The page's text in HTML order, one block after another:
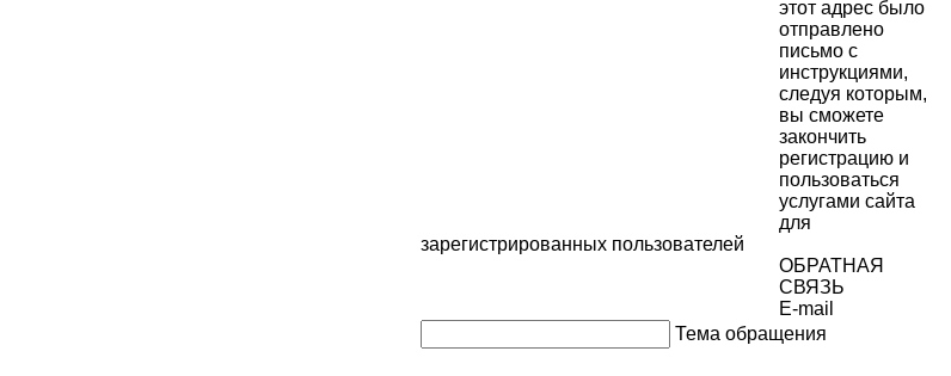
этот адрес было
отправлено
письмо с
инструкциями,
следуя которым,
вы сможете
закончить
регистрацию и
пользоваться
услугами сайта
для
зарегистрированных пользователей
ОБРАТНАЯ
СВЯЗЬ
E-mail
Тема обращения